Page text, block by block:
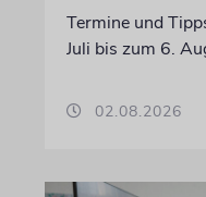
Termine und
Juli bis zum 6.
02.08.2026